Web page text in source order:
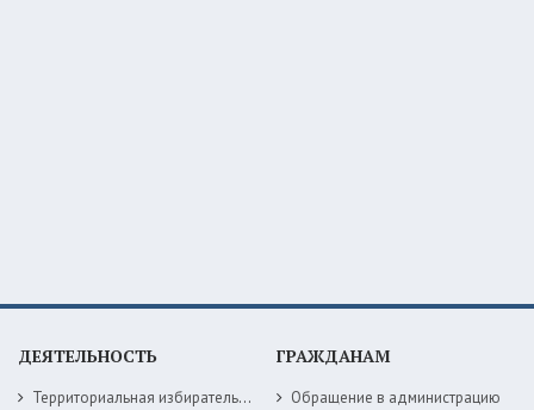
ДЕЯТЕЛЬНОСТЬ
Территориальная избирательная комиссия
ГРАЖДАНАМ
Обращение в администрацию